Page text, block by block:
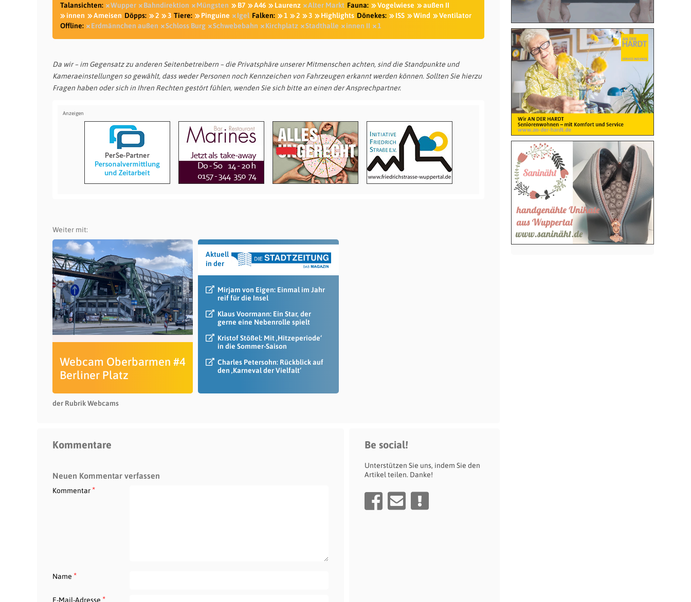
Talansichten: Wupper Bahndirektion Müngsten B7 A46 Laurenz Alter Markt Fauna: Vogelwiese
außen II
innen
Ameisen Döpps: 2 3 Tiere: Pinguine Igel Falken: 1 2 3 Highlights Dönekes: ISS Wind
Ventilator
Offline:
Erdmännchen außen Schloss Burg Schwebebahn Kirchplatz Stadthalle innen II 1
Da wir – im Gegensatz zu anderen Seitenbetreibern – die Privatsphäre unserer Mitmenschen achten, sind die Standpunkte und
Kameraeinstellungen so gewählt, dass weder Personen noch Kennzeichen von Fahrzeugen erkannt werden können. Sollten Sie hierzu
Fragen haben oder sich in Ihren Rechten gestört fühlen, wenden Sie sich bitte an einen der Ansprechpartner.
Weiter mit:
Webcam Oberbarmen #4
Berliner Platz
Aktuell
in der
Mirjam von Eigen: Einmal im Jahr
reif für die Insel
Klaus Voormann: Ein Star, der
gerne eine Nebenrolle spielt
Kristof Stößel: Mit ‚Hitzeperiode‘
in die Sommer-Saison
Charles Petersohn: Rückblick auf
den ‚Karneval der Vielfalt‘
der Rubrik Webcams
Kommentare
Neuen Kommentar verfassen
Kommentar*
Name *
E-Mail-Adresse *
Be social!
Unterstützen Sie uns, indem Sie den
Artikel teilen. Danke!